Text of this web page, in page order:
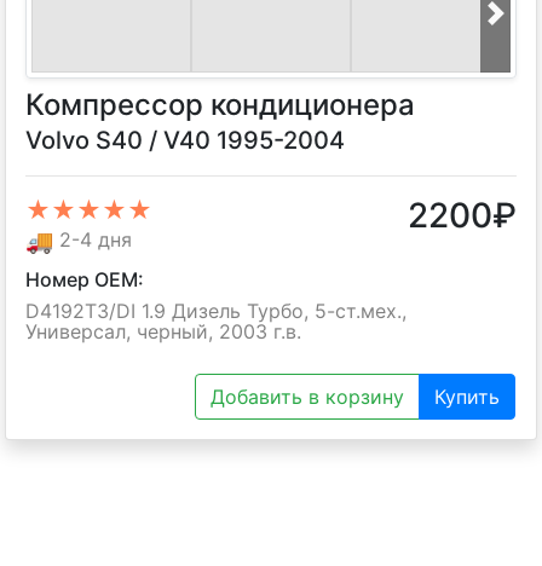
Компрессор кондиционера
Volvo S40 / V40 1995-2004
★★★★★
🚚 2-4 дня
2200₽
Номер OEM:
D4192T3/DI 1.9 Дизель Турбо, 5-ст.мех.,
Универсал, черный, 2003 г.в.
Добавить в корзину Купить